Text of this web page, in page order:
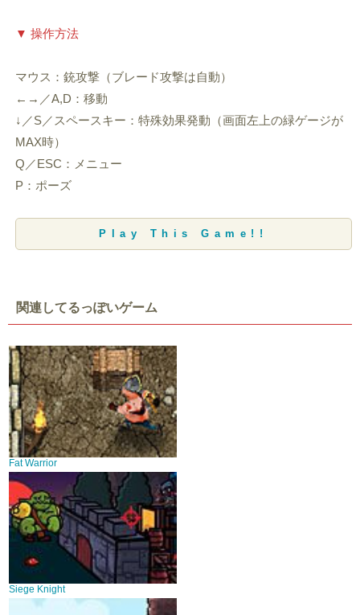
▼ 操作方法
マウス：銃攻撃（ブレード攻撃は自動）
←→／A,D：移動
↓／S／スペースキー：特殊効果発動（画面左上の緑ゲージが
MAX時）
Q／ESC：メニュー
P：ポーズ
Play This Game!!
関連してるっぽいゲーム
Fat Warrior
Siege Knight